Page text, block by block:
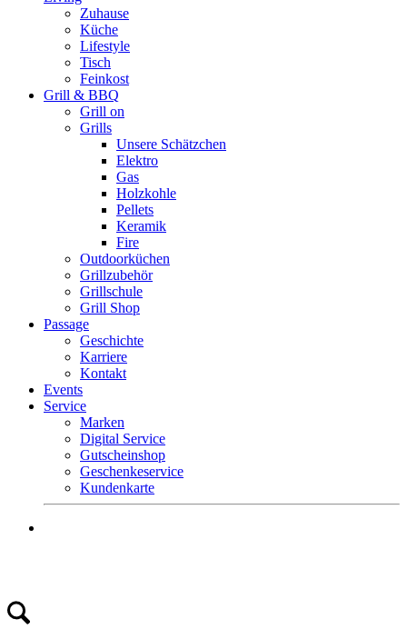
Zuhause
Küche
Lifestyle
Tisch
Feinkost
Grill & BBQ
Grill on
Grills
Unsere Schätzchen
Elektro
Gas
Holzkohle
Pellets
Keramik
Fire
Outdoorküchen
Grillzubehör
Grillschule
Grill Shop
Passage
Geschichte
Karriere
Kontakt
Events
Service
Marken
Digital Service
Gutscheinshop
Geschenkeservice
Kundenkarte